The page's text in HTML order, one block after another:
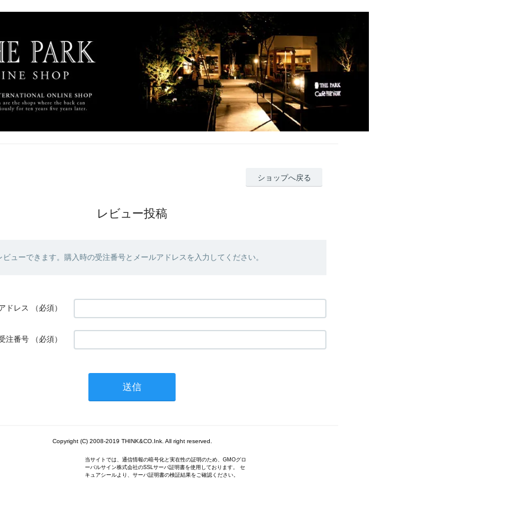
ショップへ戻る
レビュー投稿
ューできます。購入時の受注番号とメールアドレスを入力してください。
ドレス （必須）
注番号 （必須）
Copyright (C) 2008-2019 THINK&CO.Ink. All right reserved.
当サイトでは、通信情報の暗号化と実在性の証明のため、GMOグロ
ーバルサイン株式会社のSSLサーバ証明書を使用しております。 セ
キュアシールより、サーバ証明書の検証結果をご確認ください。